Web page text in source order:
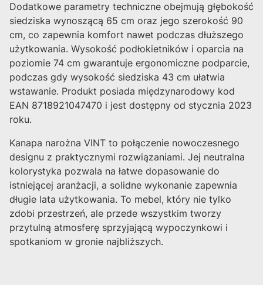
Dodatkowe parametry techniczne obejmują głębokość
siedziska wynoszącą 65 cm oraz jego szerokość 90
cm, co zapewnia komfort nawet podczas dłuższego
użytkowania. Wysokość podłokietników i oparcia na
poziomie 74 cm gwarantuje ergonomiczne podparcie,
podczas gdy wysokość siedziska 43 cm ułatwia
wstawanie. Produkt posiada międzynarodowy kod
EAN 8718921047470 i jest dostępny od stycznia 2023
roku.
Kanapa narożna VINT to połączenie nowoczesnego
designu z praktycznymi rozwiązaniami. Jej neutralna
kolorystyka pozwala na łatwe dopasowanie do
istniejącej aranżacji, a solidne wykonanie zapewnia
długie lata użytkowania. To mebel, który nie tylko
zdobi przestrzeń, ale przede wszystkim tworzy
przytulną atmosferę sprzyjającą wypoczynkowi i
spotkaniom w gronie najbliższych.